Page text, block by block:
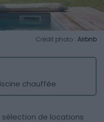
Crédit photo : Airbnb
chauffée
de locations